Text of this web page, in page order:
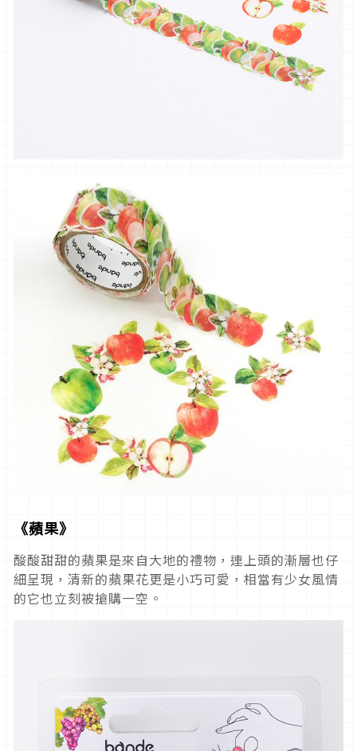
《蘋果》
酸酸甜甜的蘋果是來自大地的禮物，連上頭的漸層也仔
細呈現，清新的蘋果花更是小巧可愛，相當有少女風情
的它也立刻被搶購一空。